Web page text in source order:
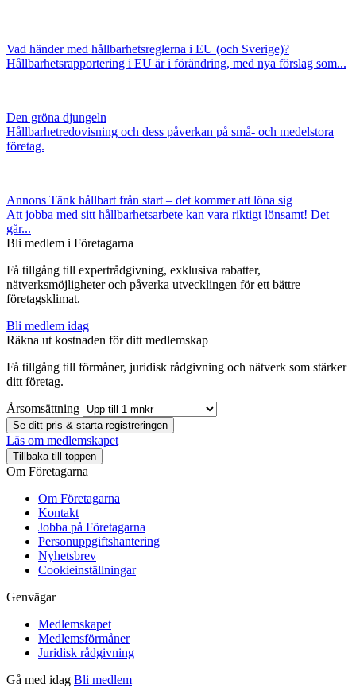
Vad händer med hållbarhetsreglerna i EU (och Sverige)?
Hållbarhetsrapportering i EU är i förändring, med nya förslag som...
Den gröna djungeln
Hållbarhetredovisning och dess påverkan på små- och medelstora
företag.
Annons Tänk hållbart från start – det kommer att löna sig
Att jobba med sitt hållbarhetsarbete kan vara riktigt lönsamt! Det
går...
Bli medlem i Företagarna
Få tillgång till expertrådgivning, exklusiva rabatter,
nätverksmöjligheter och påverka utvecklingen för ett bättre
företagsklimat.
Bli medlem idag
Räkna ut kostnaden för ditt medlemskap
Få tillgång till förmåner, juridisk rådgivning och nätverk som stärker
ditt företag.
Årsomsättning
Se ditt pris & starta registreringen
Läs om medlemskapet
Tillbaka till toppen
Om Företagarna
Om Företagarna
Kontakt
Jobba på Företagarna
Personuppgiftshantering
Nyhetsbrev
Cookieinställningar
Genvägar
Medlemskapet
Medlemsförmåner
Juridisk rådgivning
Gå med idag Bli medlem